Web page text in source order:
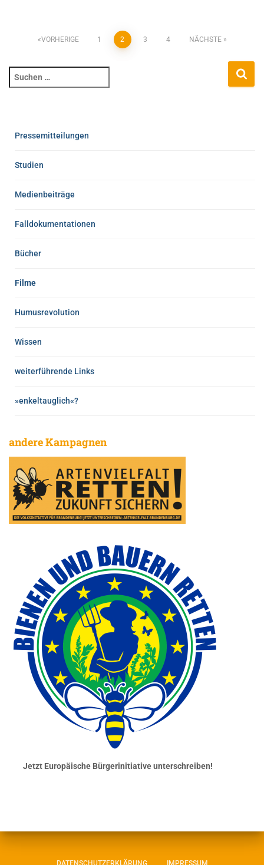
VORHERIGE 1 2 3 4 NÄCHSTE
Pressemitteilungen
Studien
Medienbeiträge
Falldokumentationen
Bücher
Filme
Humusrevolution
Wissen
weiterführende Links
»enkeltauglich«?
andere Kampagnen
Jetzt Europäische Bürgerinitiative unterschreiben!
DATENSCHUTZERKLÄRUNG IMPRESSUM